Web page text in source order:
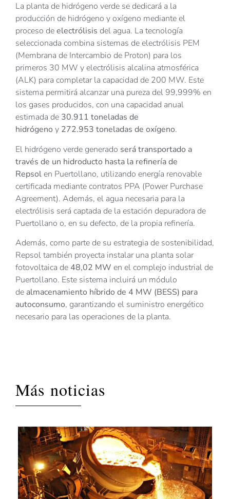
La planta de hidrógeno verde se dedicará a la
producción de hidrógeno y oxígeno mediante el
proceso deelectrólisis del agua. La tecnología
seleccionada combina sistemas de electrólisis PEM
(Membrana de Intercambio de Proton) para los
primeros 30 MW y electrólisis alcalina atmosférica
(ALK) para completar la capacidad de 200 MW. Este
sistema permitirá alcanzar una pureza del 99,999% en
los gases producidos, con una capacidad anual
estimada de 30.911 toneladas de
hidrógeno y 272.953 toneladas de oxígeno.
El hidrógeno verde generado será transportado a
través de un hidroducto hasta la refinería de
Repsolen Puertollano, utilizando energía renovable
certificada mediante contratos PPA (Power Purchase
Agreement). Además, el agua necesaria para la
electrólisis será captada de la estación depuradora de
Puertollano o, en su defecto, de la propia refinería.
Además, como parte de su estrategia de sostenibilidad,
Repsol también proyecta instalar una planta solar
fotovoltaica de 48,02 MW en el complejo industrial de
Puertollano. Este sistema incluirá un módulo
de almacenamiento híbrido de 4 MW (BESS) para
autoconsumo, garantizando el suministro energético
necesario para las operaciones de la planta.
Más noticias